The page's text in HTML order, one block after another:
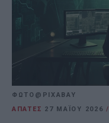
ΦΩΤΟ@PIXABAY
ΑΠΑΤΕΣ 27 ΜΑΪ́ΟΥ 2026/